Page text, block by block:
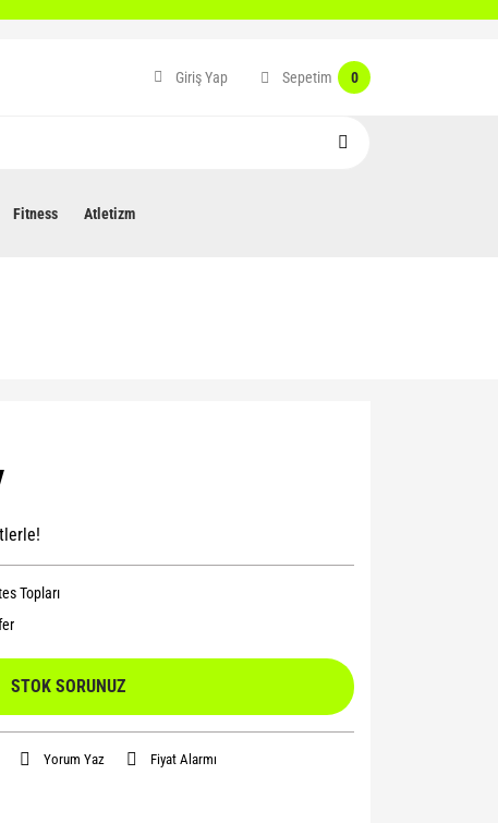
Giriş Yap Sepetim 0
Fitness Atletizm
Topları
STOK SORUNUZ
Yorum Yaz Fiyat Alarmı